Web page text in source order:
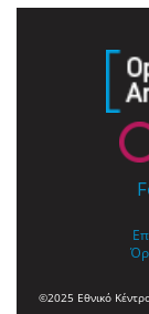
©2025 Εθνικό